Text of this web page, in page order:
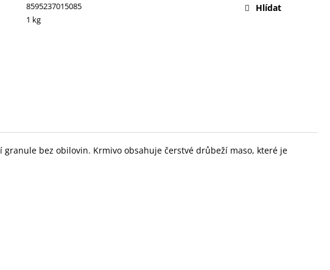
8595237015085
1 kg
Hlídat
bez obilovin. Krmivo obsahuje čerstvé drůbeží maso, které je